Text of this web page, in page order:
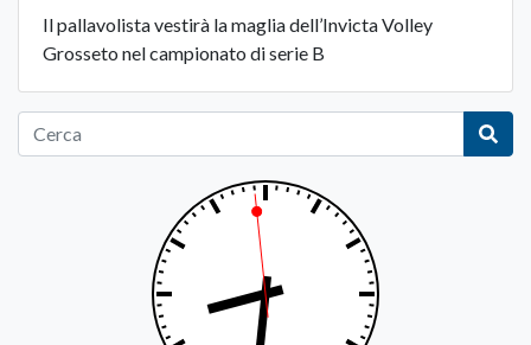
Il pallavolista vestirà la maglia dell’Invicta Volley
Grosseto nel campionato di serie B